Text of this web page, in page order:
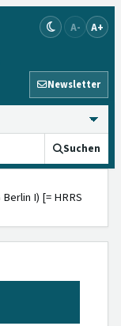
A- A+
Newsletter
Suchen
I) [= HRRS